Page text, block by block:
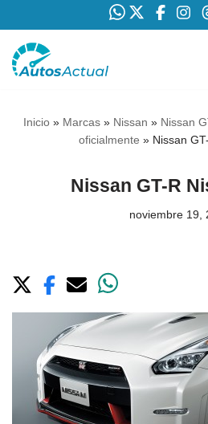
Saltar
Inicio» Marcas» Nissan » Nissan
oficialmente » Nissan
Nissan GT-R
noviembre 19,